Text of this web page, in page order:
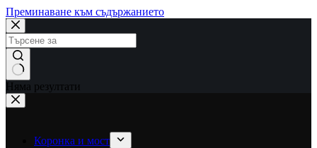
Преминаване към съдържанието
Няма резултати
Коронка и мост